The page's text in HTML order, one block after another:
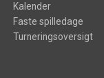
Kalender
Faste spilledage
Turneringsoversigt